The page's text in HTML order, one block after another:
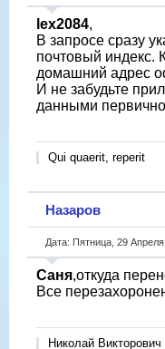
lex2084,
В запросе сразу
почтовый индекс.
домашний адрес
И не забудьте
данными
Qui quaerit, reperit
Назаров
Дата: Пятница, 29
Саня,откуда
Все
Николай Викторович